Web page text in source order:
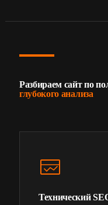
Разбираем сайт по
глубокого анализа
Технический